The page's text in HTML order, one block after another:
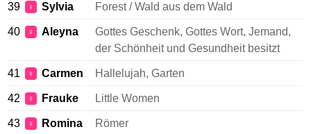
39 ♀ Sylvia Forest / Wald aus dem Wald
40 ♀ Aleyna
Gottes Geschenk, Gottes Wort, Jemand,
der Schönheit und Gesundheit besitzt
41 ♀ Carmen Hallelujah, Garten
42 ♀ Frauke Little Women
43 ♀ Romina Römer